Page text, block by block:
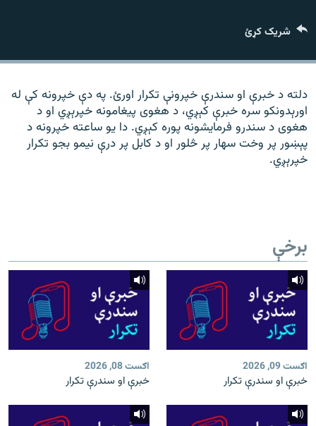
موږ وڅارئ
د ازادې اروپا راډیو ټولې ووبپاڼې
شریک کړئ
دلته د خبرې او سندرې خپرونې تکرار اورئ. په دې خپرونه کې له
اورېدونکو سره خبرې کېږي، د هغوی پیغامونه خپرېږي او د
هغوی د سندرو فرمایشونه پوره کېږي. دا یو ساعته خپرونه د
پېښور پر وخت سهار پر څلور او د کابل پر درې نیمو بجو تکرار
خپرېږي.
برخې
اګست 09, 2026
خبرې او سندرې تکرار
اګست 08, 2026
خبرې او سندرې تکرار